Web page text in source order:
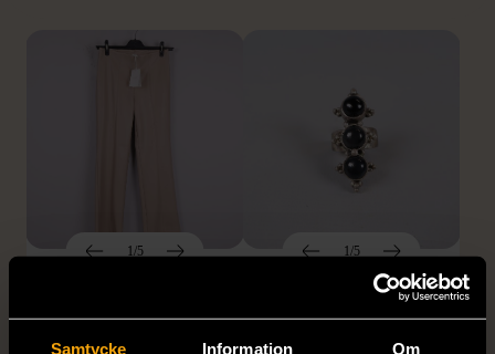
Samtycke Information Om
1/5
1/5